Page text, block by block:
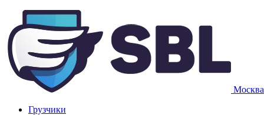
Москва
Грузчики